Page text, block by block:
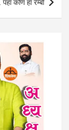
काेण हा रँम्बाे